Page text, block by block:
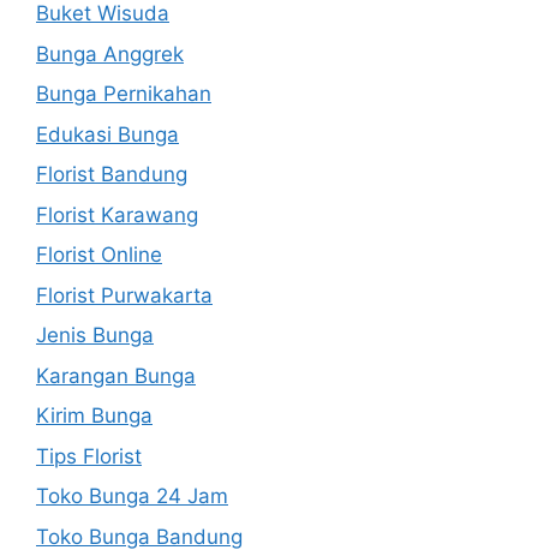
Buket Wisuda
Bunga Anggrek
Bunga Pernikahan
Edukasi Bunga
Florist Bandung
Florist Karawang
Florist Online
Florist Purwakarta
Jenis Bunga
Karangan Bunga
Kirim Bunga
Tips Florist
Toko Bunga 24 Jam
Toko Bunga Bandung